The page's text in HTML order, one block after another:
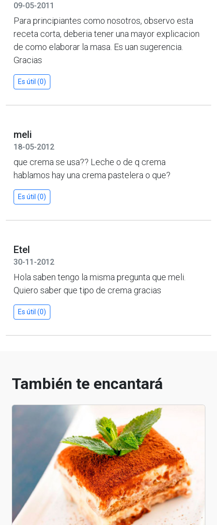
09-05-2011
Para principiantes como nosotros, observo esta
receta corta, deberia tener una mayor explicacion
de como elaborar la masa. Es uan sugerencia.
Gracias
Es útil (0)
meli
18-05-2012
que crema se usa?? Leche o de q crema
hablamos hay una crema pastelera o que?
Es útil (0)
Etel
30-11-2012
Hola saben tengo la misma pregunta que meli.
Quiero saber que tipo de crema gracias
Es útil (0)
También te encantará